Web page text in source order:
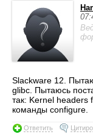
Slackware 12.
glibc. Пытаюсь
так: Kernel headers
команды configure.
Ответить